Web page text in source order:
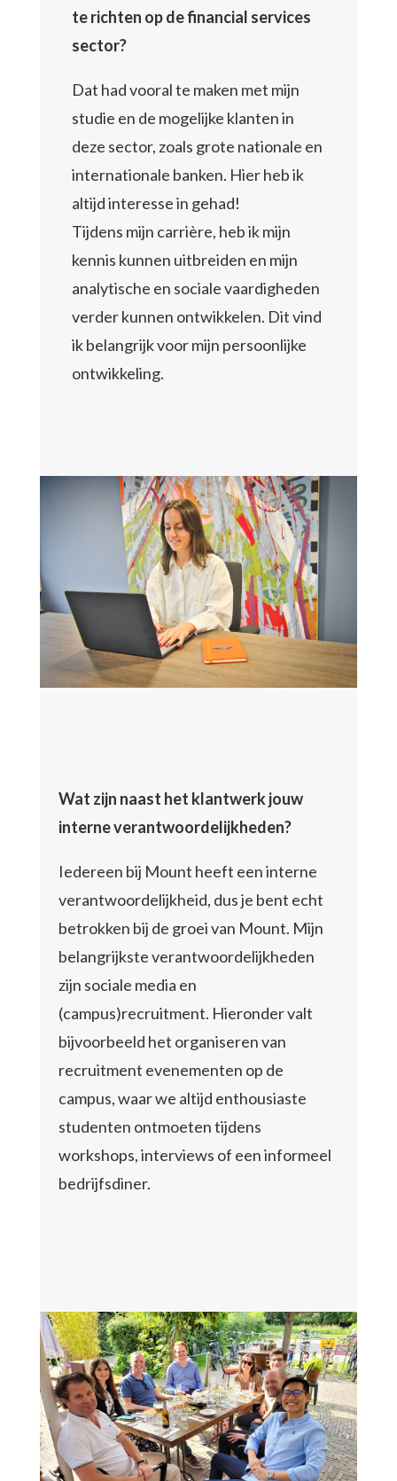
te richten op de financial services
sector?
Dat had vooral te maken met mijn
studie en de mogelijke klanten in
deze sector, zoals grote nationale en
internationale banken. Hier heb ik
altijd interesse in gehad!
Tijdens mijn carrière, heb ik mijn
kennis kunnen uitbreiden en mijn
analytische en sociale vaardigheden
verder kunnen ontwikkelen. Dit vind
ik belangrijk voor mijn persoonlijke
ontwikkeling.
Wat zijn naast het klantwerk jouw
interne verantwoordelijkheden?
Iedereen bij Mount heeft een interne
verantwoordelijkheid, dus je bent echt
betrokken bij de groei van Mount. Mijn
belangrijkste verantwoordelijkheden
zijn sociale media en
(campus)recruitment. Hieronder valt
bijvoorbeeld het organiseren van
recruitment evenementen op de
campus, waar we altijd enthousiaste
studenten ontmoeten tijdens
workshops, interviews of een informeel
bedrijfsdiner.